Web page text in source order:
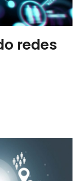
redes